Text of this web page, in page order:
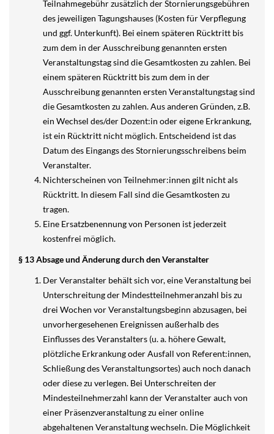
Teilnahmegebühr zusätzlich der Stornierungsgebühren
des jeweiligen Tagungshauses (Kosten für Verpflegung
und ggf. Unterkunft). Bei einem späteren Rücktritt bis
zum dem in der Ausschreibung genannten ersten
Veranstaltungstag sind die Gesamtkosten zu zahlen. Bei
einem späteren Rücktritt bis zum dem in der
Ausschreibung genannten ersten Veranstaltungstag sind
die Gesamtkosten zu zahlen. Aus anderen Gründen, z.B.
ein Wechsel des/der Dozent:in oder eigene Erkrankung,
ist ein Rücktritt nicht möglich. Entscheidend ist das
Datum des Eingangs des Stornierungsschreibens beim
Veranstalter.
Nichterscheinen von Teilnehmer:innen gilt nicht als
Rücktritt. In diesem Fall sind die Gesamtkosten zu
tragen.
Eine Ersatzbenennung von Personen ist jederzeit
kostenfrei möglich.
§ 13 Absage und Änderung durch den Veranstalter
Der Veranstalter behält sich vor, eine Veranstaltung bei
Unterschreitung der Mindestteilnehmeranzahl bis zu
drei Wochen vor Veranstaltungsbeginn abzusagen, bei
unvorhergesehenen Ereignissen außerhalb des
Einflusses des Veranstalters (u. a. höhere Gewalt,
plötzliche Erkrankung oder Ausfall von Referent:innen,
Schließung des Veranstaltungsortes) auch noch danach
oder diese zu verlegen. Bei Unterschreiten der
Mindesteilnehmerzahl kann der Veranstalter auch von
einer Präsenzveranstaltung zu einer online
abgehaltenen Veranstaltung wechseln. Die Möglichkeit